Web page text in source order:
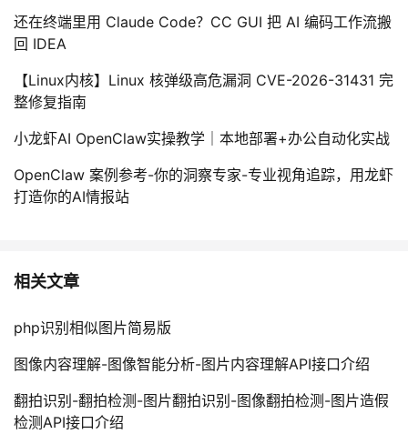
还在终端里用 Claude Code？CC GUI 把 AI 编码工作流搬
回 IDEA
【Linux内核】Linux 核弹级高危漏洞 CVE-2026-31431 完
整修复指南
小龙虾AI OpenClaw实操教学｜本地部署+办公自动化实战
OpenClaw 案例参考-你的洞察专家-专业视角追踪，用龙虾
打造你的AI情报站
相关文章
php识别相似图片简易版
图像内容理解-图像智能分析-图片内容理解API接口介绍
翻拍识别-翻拍检测-图片翻拍识别-图像翻拍检测-图片造假
检测API接口介绍